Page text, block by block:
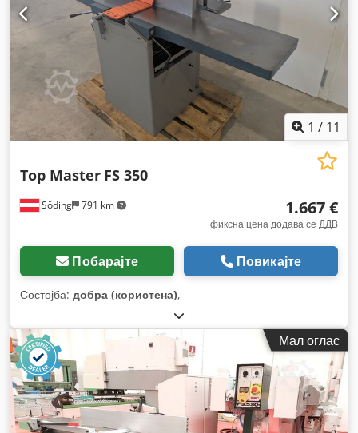
1 / 11
Söding 791 km
Top Master FS 350
1.667 €
фиксна цена додава се ДДВ
Побарајте Повикајте
Состојба: добра (користена),
Мал оглас